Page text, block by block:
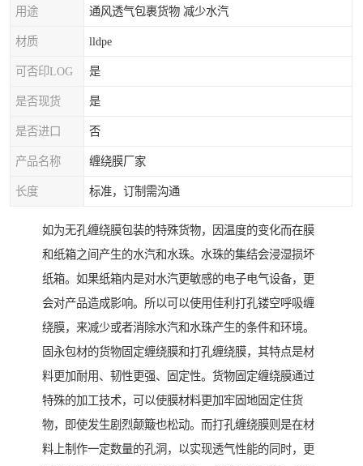
用途 通风透气包裹货物 减少水汽
材质 lldpe
可否印LOG 是
是否现货 是
是否进口 否
产品名称 缠绕膜厂家
长度 标准，订制需沟通
如为无孔缠绕膜包装的特殊货物，因温度的变化而在膜
和纸箱之间产生的水汽和水珠。水珠的集结会浸湿损坏
纸箱。如果纸箱内是对水汽更敏感的电子电气设备，更
会对产品造成影响。所以可以使用佳利打孔镂空呼吸缠
绕膜，来减少或者消除水汽和水珠产生的条件和环境。
固永包材的货物固定缠绕膜和打孔缠绕膜，其特点是材
料更加耐用、韧性更强、固定性。货物固定缠绕膜通过
特殊的加工技术，可以使膜材料更加牢固地固定住货
物，即使发生剧烈颠簸也松动。而打孔缠绕膜则是在材
料上制作一定数量的孔洞，以实现透气性能的同时，更